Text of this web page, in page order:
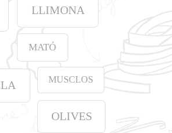
LLIMONA
MATÓ
MUSCLOS
OLIVES